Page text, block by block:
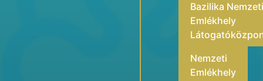
Bazilika Nemzeti
Emlékhely
Nemzeti
Emlékhely